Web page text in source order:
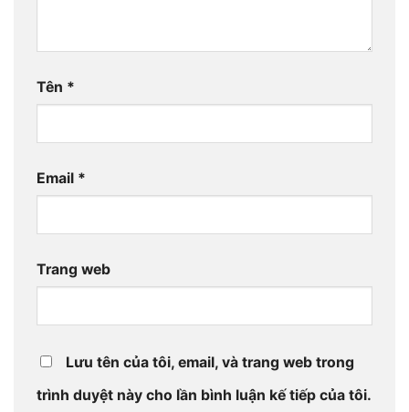
Tên *
Email *
Trang web
Lưu tên của tôi, email, và trang web trong
trình duyệt này cho lần bình luận kế tiếp của tôi.